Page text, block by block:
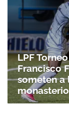
LPF
Francisco
someten a
monasterio